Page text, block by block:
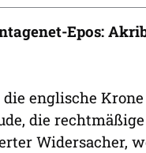
Epos:
die englische
die
Widersacher,